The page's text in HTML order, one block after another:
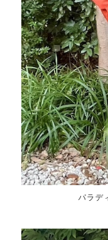
パラデ